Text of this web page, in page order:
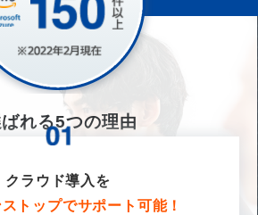
れる5つの理由
クラウド導入を
トップでサポート可能！